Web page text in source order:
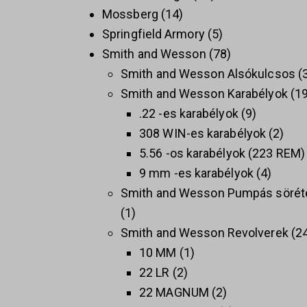
Mossberg 14
Springfield Armory 5
Smith and Wesson 78
Smith and Wesson Alsókulcsos
Smith and Wesson Karabélyok
.22 -es karabélyok 9
308 WIN-es karabélyok 2
5.56 -os karabélyok (223 REM)
9 mm -es karabélyok 4
Smith and Wesson Pumpás
1
Smith and Wesson Revolverek
10 MM 1
22 LR 2
22 MAGNUM 2